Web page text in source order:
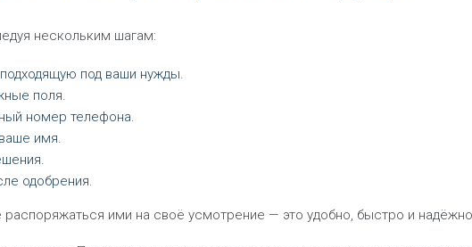
нескольким шагам:
под ваши нужды.
поля.
номер телефона.
имя.
одобрения.
ими на своё усмотрение — это удобно, быстро и